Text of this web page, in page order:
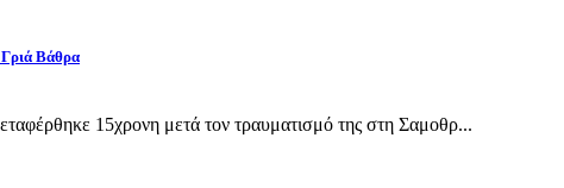
Γριά Βάθρα
15χρονη μετά τον τραυματισμό της στη Σαμοθρ...